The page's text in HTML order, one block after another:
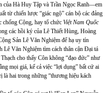
của Hà Huy Tập và Trần Ngọc Ranh—em
từ chiến lược “giác ngộ” cán bộ các đảng
chống Cộng, hay tổ chức Việt Nam Quốc
các hồi ký của Lê Thiết Hùng, Hoàng
Sản Lê Văn Nghiệm để hạ uy tín
Lê Văn Nghiệm tìm cách thân cận Đại tá
cho thấy Côn không “đạo đức” như
mọi giá, kể cả việc “lợi dụng” bất cứ ai
là hai trong những “thương hiệu kách